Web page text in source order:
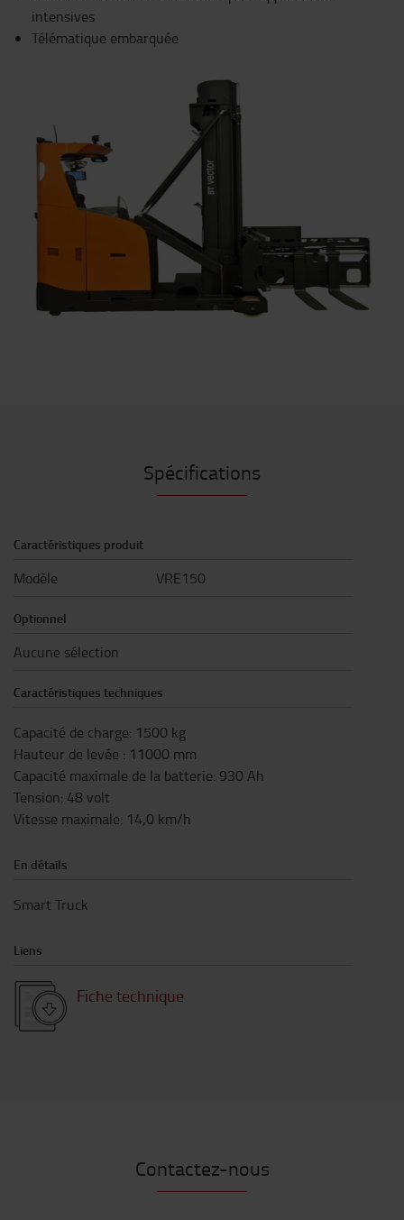
intensives
Télématique embarquée
Spécifications
Caractéristiques produit
Modèle VRE150
Optionnel
Aucune sélection
Caractéristiques techniques
Capacité de charge: 1500 kg
Hauteur de levée : 11000 mm
Capacité maximale de la batterie: 930 Ah
Tension: 48 volt
Vitesse maximale: 14,0 km/h
En détails
Smart Truck
Liens
Fiche technique
Contactez-nous